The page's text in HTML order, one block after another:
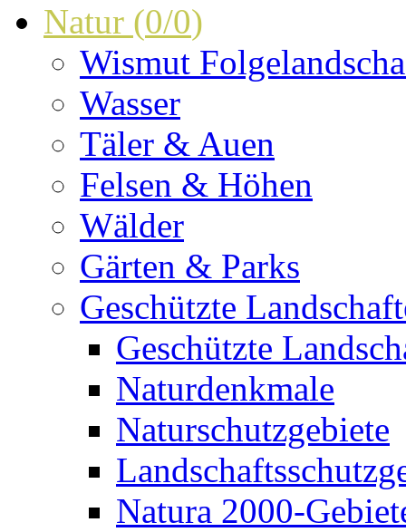
Natur (0/0)
Wismut
Wasser
Täler & Auen
Felsen & Höhen
Wälder
Gärten & Parks
Geschützte
Geschützte
Naturdenkmale
Naturschutzgebiete
Natura 2000-